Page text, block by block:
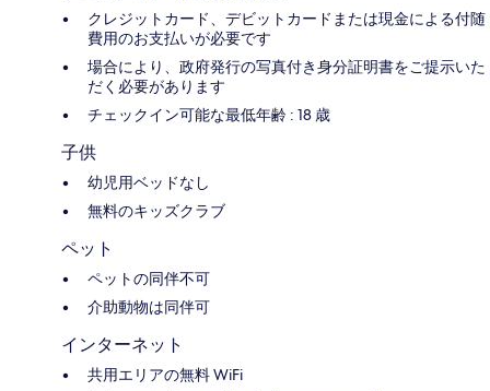
クレジットカード、デビットカードまたは現金による付随
費用のお支払いが必要です
場合により、政府発行の写真付き身分証明書をご提示いた
だく必要があります
チェックイン可能な最低年齢 : 18 歳
子供
幼児用ベッドなし
無料のキッズクラブ
ペット
ペットの同伴不可
介助動物は同伴可
インターネット
共用エリアの無料 WiFi